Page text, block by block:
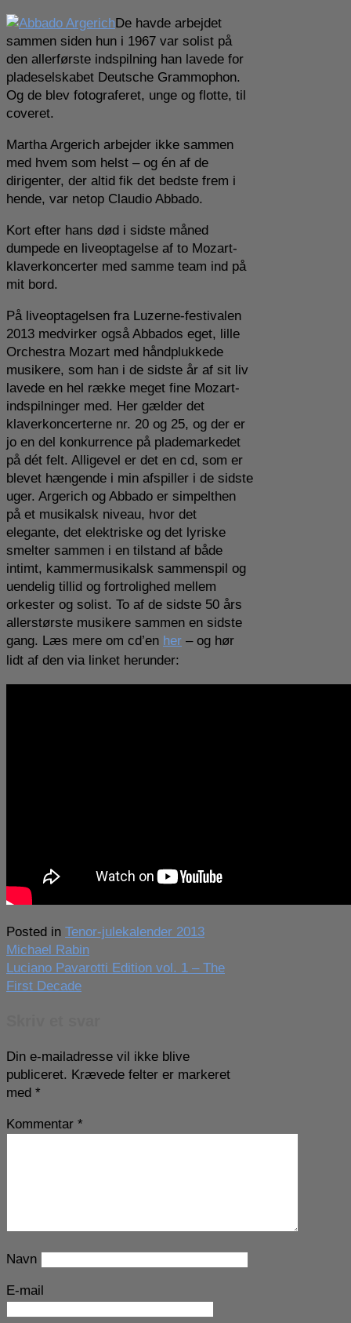
De havde arbejdet
sammen siden hun i 1967 var solist på
den allerførste indspilning han lavede for
pladeselskabet Deutsche Grammophon.
Og de blev fotograferet, unge og flotte, til
coveret.
Martha Argerich arbejder ikke sammen
med hvem som helst – og én af de
dirigenter, der altid fik det bedste frem i
hende, var netop Claudio Abbado.
Kort efter hans død i sidste måned
dumpede en liveoptagelse af to Mozart-
klaverkoncerter med samme team ind på
mit bord.
På liveoptagelsen fra Luzerne-festivalen
2013 medvirker også Abbados eget, lille
Orchestra Mozart med håndplukkede
musikere, som han i de sidste år af sit liv
lavede en hel række meget fine Mozart-
indspilninger med. Her gælder det
klaverkoncerterne nr. 20 og 25, og der er
jo en del konkurrence på plademarkedet
på dét felt. Alligevel er det en cd, som er
blevet hængende i min afspiller i de sidste
uger. Argerich og Abbado er simpelthen
på et musikalsk niveau, hvor det
elegante, det elektriske og det lyriske
smelter sammen i en tilstand af både
intimt, kammermusikalsk sammenspil og
uendelig tillid og fortrolighed mellem
orkester og solist. To af de sidste 50 års
allerstørste musikere sammen en sidste
gang. Læs mere om cd’en her – og hør
lidt af den via linket herunder:
Posted in Tenor-julekalender 2013
Indlægsnavigation
Michael Rabin
Luciano Pavarotti Edition vol. 1 – The
First Decade
Din e-mailadresse vil ikke blive
publiceret. Krævede felter er markeret
med *
Kommentar *
Navn
E-mail